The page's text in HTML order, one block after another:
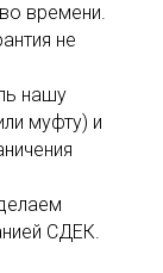
времени.
не
нашу
муфту) и
СДЕК.